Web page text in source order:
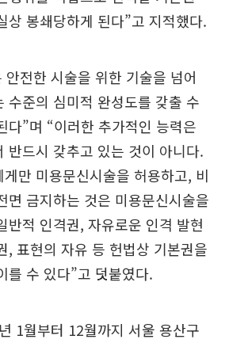
상 봉쇄당하게 된다”고 지적했다.
전한 시술을 위한 기술을 넘어
수준의 심미적 완성도를 갖출 수
다”며 “이러한 추가적인 능력은
반드시 갖추고 있는 것이 아니다.
만 미용문신시술을 허용하고, 비
면 금지하는 것은 미용문신시술을
반적 인격권, 자유로운 인격 발현
, 표현의 자유 등 헌법상 기본권을
를 수 있다”고 덧붙였다.
1월부터 12월까지 서울 용산구